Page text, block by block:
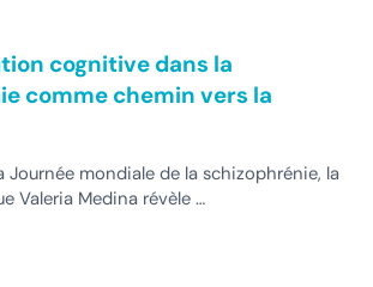
cognitive dans la
comme chemin vers la
Journée mondiale de la schizophrénie, la
Valeria Medina révèle …